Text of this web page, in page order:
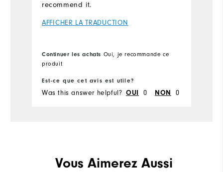
recommend it.
AFFICHER LA TRADUCTION
Continuer les achats Oui, je recommande ce
produit
Est-ce que cet avis est utile?
Was this answer helpful? OUI 0 NON 0
Vous Aimerez Aussi